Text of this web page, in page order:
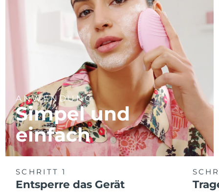
ANWENDUNG
Simpel und
einfach
SCHRITT 1
Entsperre das Gerät